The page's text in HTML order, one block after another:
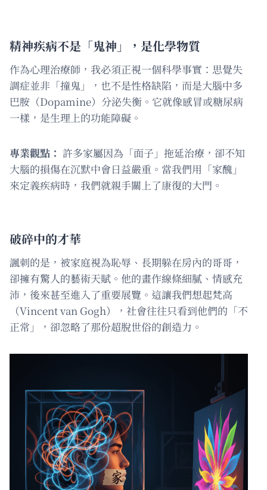
精神疾病不是「鬼神」，是化學物質
作為心理治療師，我必須正視一個科學事實：思覺失
調症並非「撞鬼」，也不是性格缺陷，而是大腦中多
巴胺（Dopamine）分泌失衡。它就像感冒或糖尿病
一樣，是生理上的功能障礙。
專業觀點： 許多家屬因為「面子」拖延治療，卻不知
大腦的損傷在沉默中會日益嚴重。當我們用「家醜」
來定義疾病時，我們就親手關上了康復的大門。
破碎中的才華
諷刺的是，被家庭視為恥辱、長期躲在房內的哥哥，
卻擁有驚人的藝術天賦。他的畫作線條細膩、情感充
沛，後來甚至進入了重要展覽。這讓我們想起梵高
（Vincent van Gogh），社會往往只看到他們的「不
正常」，卻忽略了那份超脫世俗的創造力。